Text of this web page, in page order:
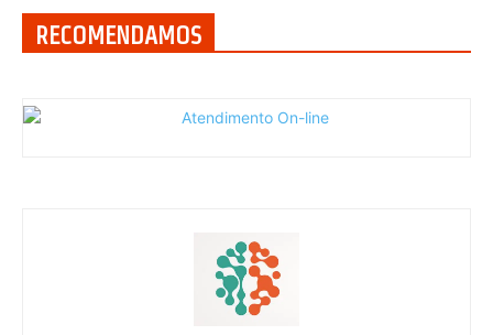
RECOMENDAMOS